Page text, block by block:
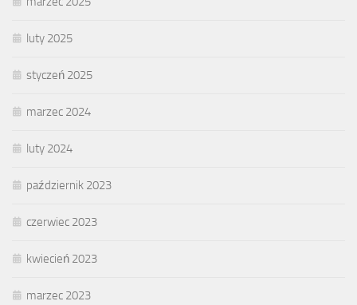
luty 2025
styczeń 2025
marzec 2024
luty 2024
październik 2023
czerwiec 2023
kwiecień 2023
marzec 2023